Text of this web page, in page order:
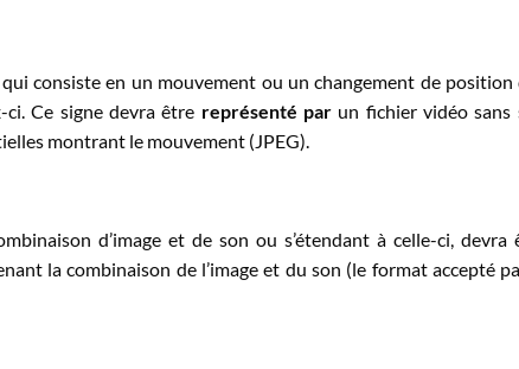
consiste en un mouvement ou un changement de position
ci. Ce signe devra être représenté parun fichier vidéo sans
montrant le mouvement (JPEG).
d’image et de son ou s’étendant à celle-ci, devra
la combinaison de l’image et du son (le format accepté